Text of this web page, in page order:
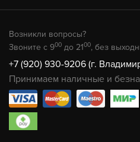
Возникли вопросы?
Звоните с 900 до 2100, без
+7 (920) 930-9206 (г.
Принимаем наличные и